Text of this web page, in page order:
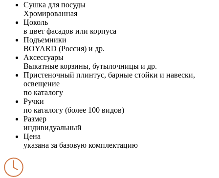
Сушка для посуды
Хромированная
Цоколь
в цвет фасадов или корпуса
Подъемники
BOYARD (Россия) и др.
Аксессуары
Выкатные корзины, бутылочницы и др.
Пристеночный плинтус, барные стойки и навески,
освещение
по каталогу
Ручки
по каталогу (более 100 видов)
Размер
индивидуальный
Цена
указана за базовую комплектацию